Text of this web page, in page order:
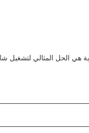
وقت التفريغ من 2-3 ساعات، هذه البطارية هي الحل المثالي